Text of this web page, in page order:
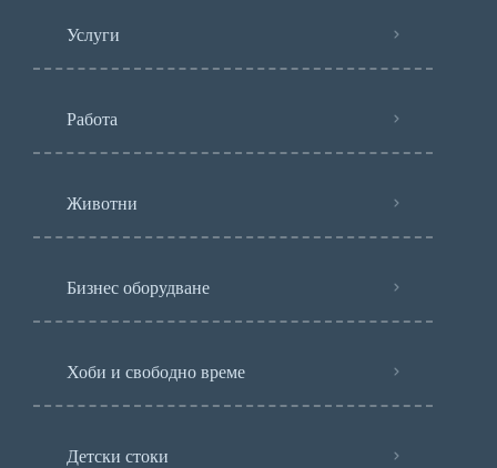
Услуги
Работа
Животни
Бизнес оборудване
Хоби и свободно време
Детски стоки